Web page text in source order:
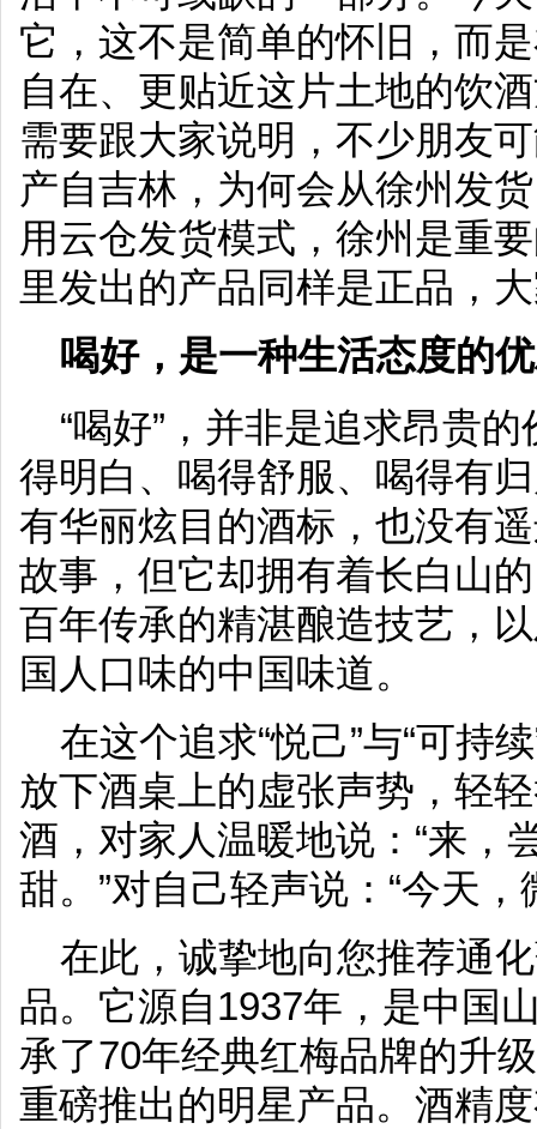
它，这不是简单的怀旧，而
自在、更贴近这片土地的饮
需要跟大家说明，不少朋友
产自吉林，为何会从徐州发
用云仓发货模式，徐州是重
里发出的产品同样是正品，
喝好，是一种生活态度的
“喝好”，并非是追求昂贵
得明白、喝得舒服、喝得有
有华丽炫目的酒标，也没有
故事，但它却拥有着长白山
百年传承的精湛酿造技艺，
国人口味的中国味道。
在这个追求“悦己”与“可持
放下酒桌上的虚张声势，轻
酒，对家人温暖地说：“来，
甜。”对自己轻声说：“今天，
在此，诚挚地向您推荐通
品。它源自1937年，是中国
承了70年经典红梅品牌的升
重磅推出的明星产品。酒精